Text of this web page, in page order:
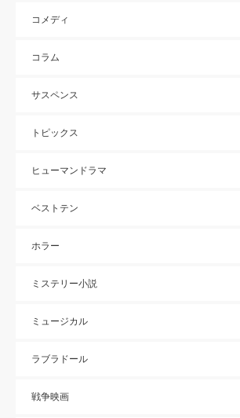
コメディ
コラム
サスペンス
トピックス
ヒューマンドラマ
ベストテン
ホラー
ミステリー小説
ミュージカル
ラブラドール
戦争映画